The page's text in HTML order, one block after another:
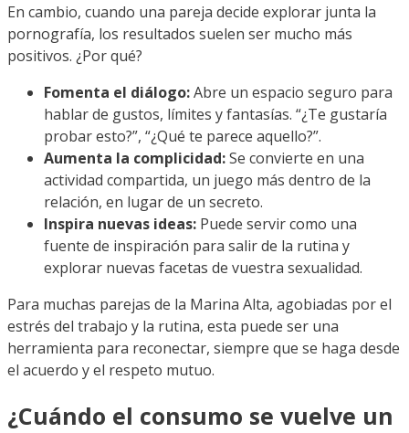
En cambio, cuando una pareja decide explorar junta la
pornografía, los resultados suelen ser mucho más
positivos. ¿Por qué?
Fomenta el diálogo:Abre un espacio seguro para
hablar de gustos, límites y fantasías. “¿Te gustaría
probar esto?”, “¿Qué te parece aquello?”.
Aumenta la complicidad:Se convierte en una
actividad compartida, un juego más dentro de la
relación, en lugar de un secreto.
Inspira nuevas ideas: Puede servir como una
fuente de inspiración para salir de la rutina y
explorar nuevas facetas de vuestra sexualidad.
Para muchas parejas de la Marina Alta, agobiadas por el
estrés del trabajo y la rutina, esta puede ser una
herramienta para reconectar, siempre que se haga desde
el acuerdo y el respeto mutuo.
¿Cuándo el consumo se vuelve un